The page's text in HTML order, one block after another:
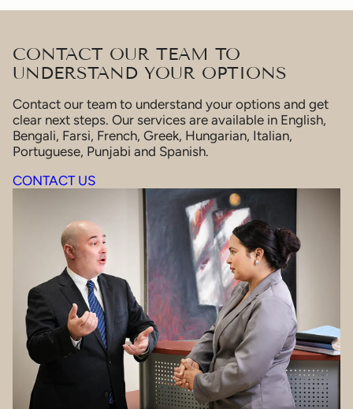
CONTACT OUR TEAM TO
UNDERSTAND YOUR OPTIONS
Contact our team to understand your options and get
clear next steps. Our services are available in English,
Bengali, Farsi, French, Greek, Hungarian, Italian,
Portuguese, Punjabi and Spanish.
CONTACT US